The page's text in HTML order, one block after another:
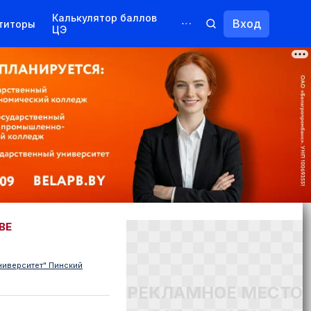
Калькулятор баллов
ЦЭ
Курсы
Переподготовка
Вход
Пинский
РЕКЛАМНОЕ МЕСТО